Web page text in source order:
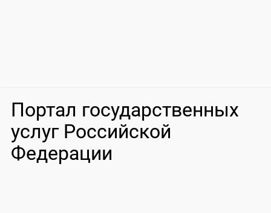
Портал государственных
услуг Российской
Федерации